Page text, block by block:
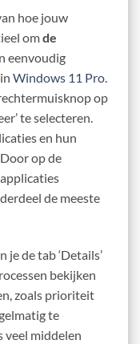
hoe jouw
omde
eenvoudig
Windows 11 Pro.
op
te selecteren.
en hun
op de
de meeste
je de tab ‘Details’
bekijken
zoals prioriteit
te
veel middelen